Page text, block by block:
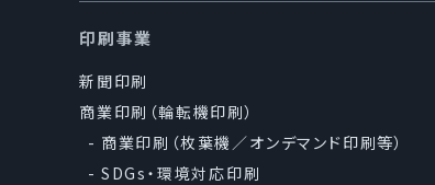
印刷事業
新聞印刷
商業印刷（輪転機印刷）
商業印刷（枚葉機／オンデマンド印刷等）
SDGs・環境対応印刷